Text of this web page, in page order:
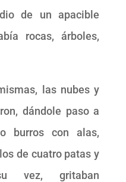
de un apacible
rocas, árboles,
las nubes y
dándole paso a
burros con alas,
de cuatro patas y
vez, gritaban